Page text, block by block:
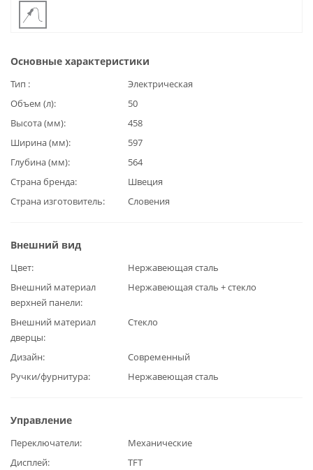
Основные характеристики
Тип
Электрическая
Объем (л)
50
Высота (мм)
458
Ширина (мм)
597
Глубина (мм)
564
Страна бренда
Швеция
Страна изготовитель
Словения
Внешний вид
Цвет
Нержавеющая сталь
Внешний материал
верхней панели
Нержавеющая сталь + стекло
Внешний материал
дверцы
Стекло
Дизайн
Современный
Ручки/фурнитура
Нержавеющая сталь
Управление
Переключатели
Механические
Дисплей
TFT